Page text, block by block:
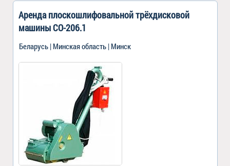
Аренда плоскошлифовальной трёхдисковой
машины СО-206.1
Беларусь | Минская область | Минск